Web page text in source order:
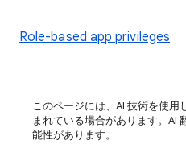
Role-based app privileges
このページには、AI 技術を使用
まれている場合があります。AI
能性があります。